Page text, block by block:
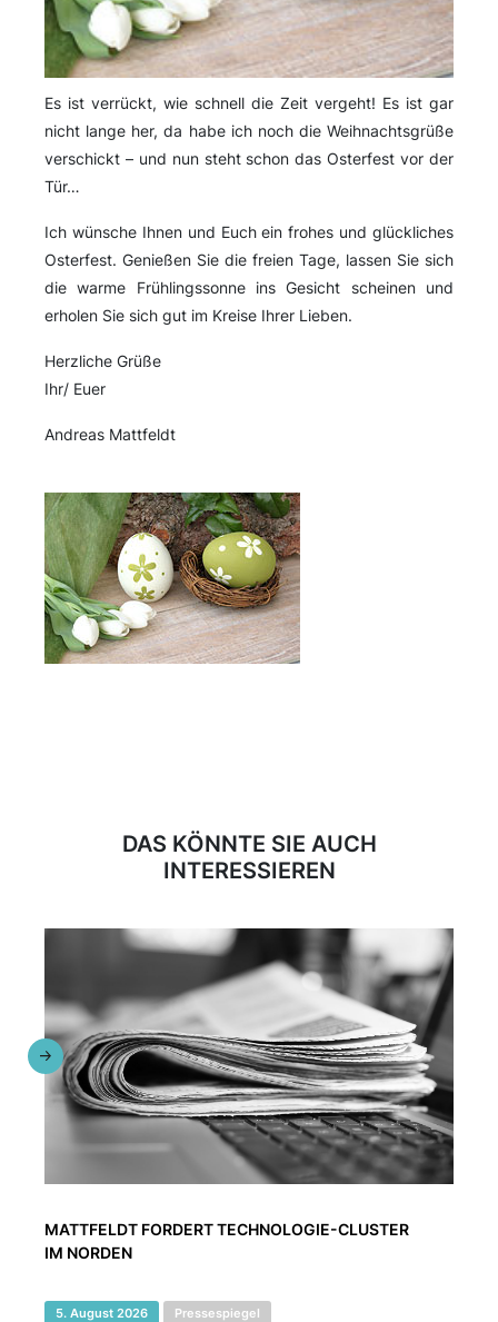
Es ist verrückt, wie schnell die Zeit vergeht! Es ist gar
nicht lange her, da habe ich noch die Weihnachtsgrüße
verschickt – und nun steht schon das Osterfest vor der
Tür…
Ich wünsche Ihnen und Euch ein frohes und glückliches
Osterfest. Genießen Sie die freien Tage, lassen Sie sich
die warme Frühlingssonne ins Gesicht scheinen und
erholen Sie sich gut im Kreise Ihrer Lieben.
Herzliche Grüße
Ihr/ Euer
Andreas Mattfeldt
DAS KÖNNTE SIE AUCH
INTERESSIEREN
MATTFELDT FORDERT TECHNOLOGIE-CLUSTER
IM NORDEN
5. August 2026 Pressespiegel